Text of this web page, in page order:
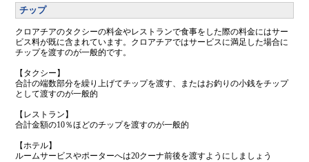
チップ
クロアチアのタクシーの料金やレストランで食事をした際の料金にはサー
ビス料が既に含まれています。クロアチアではサービスに満足した場合に
チップを渡すのが一般的です。
【タクシー】
合計の端数部分を繰り上げてチップを渡す、またはお釣りの小銭をチップ
として渡すのが一般的
【レストラン】
合計金額の10％ほどのチップを渡すのが一般的
【ホテル】
ルームサービスやポーターへは20クーナ前後を渡すようにしましょう